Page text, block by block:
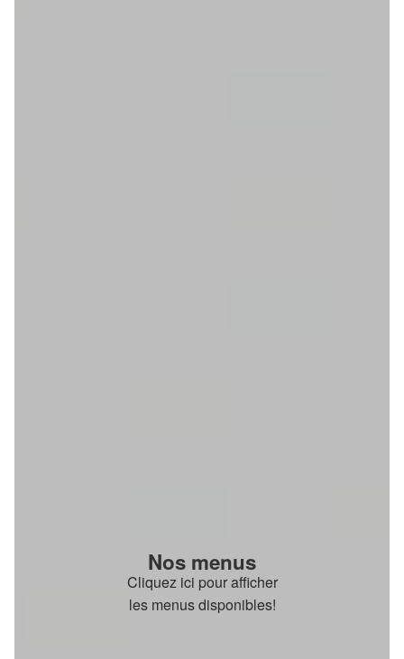
Nos menus
Cliquez ici pour afficher
les menus disponibles!